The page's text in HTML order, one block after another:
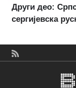
Други део:
сергијевска